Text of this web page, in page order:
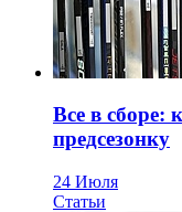
Все в сборе:
предсезонку
24 Июля
Статьи